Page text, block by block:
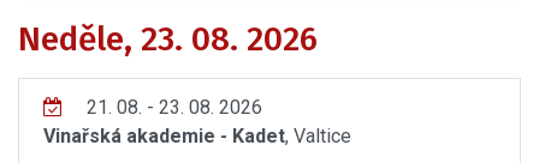
Neděle, 23. 08. 2026
21. 08. - 23. 08. 2026
Vinařská akademie - Kadet, Valtice